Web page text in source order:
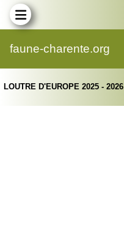
faune-charente.org
LOUTRE D'EUROPE 2025 - 2026